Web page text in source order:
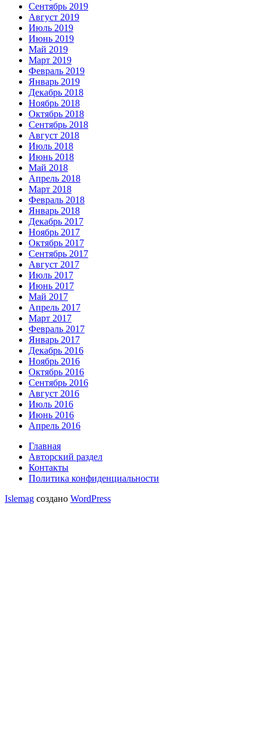
Сентябрь 2019
Август 2019
Июль 2019
Июнь 2019
Май 2019
Март 2019
Февраль 2019
Январь 2019
Декабрь 2018
Ноябрь 2018
Октябрь 2018
Сентябрь 2018
Август 2018
Июль 2018
Июнь 2018
Май 2018
Апрель 2018
Март 2018
Февраль 2018
Январь 2018
Декабрь 2017
Ноябрь 2017
Октябрь 2017
Сентябрь 2017
Август 2017
Июль 2017
Июнь 2017
Май 2017
Апрель 2017
Март 2017
Февраль 2017
Январь 2017
Декабрь 2016
Ноябрь 2016
Октябрь 2016
Сентябрь 2016
Август 2016
Июль 2016
Июнь 2016
Апрель 2016
Главная
Авторский раздел
Контакты
Политика конфиденциальности
Islemag создано WordPress